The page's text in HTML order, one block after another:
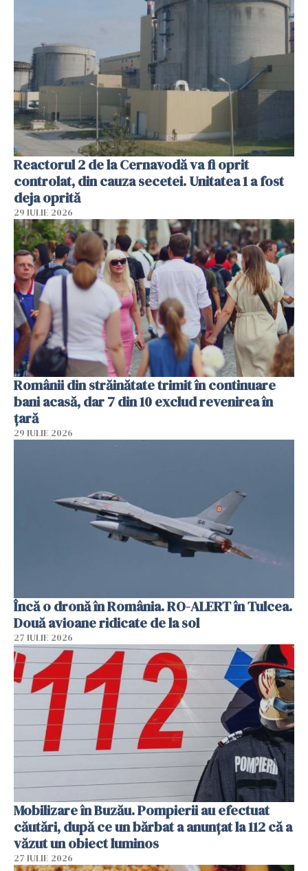
Reactorul 2 de la Cernavodă va fi oprit
controlat, din cauza secetei. Unitatea 1 a fost
deja oprită
29 IULIE 2026
Românii din străinătate trimit în continuare
bani acasă, dar 7 din 10 exclud revenirea în
țară
29 IULIE 2026
Încă o dronă în România. RO-ALERT în Tulcea.
Două avioane ridicate de la sol
27 IULIE 2026
Mobilizare în Buzău. Pompierii au efectuat
căutări, după ce un bărbat a anunțat la 112 că a
văzut un obiect luminos
27 IULIE 2026